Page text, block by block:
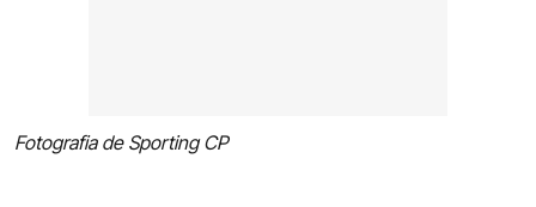
Fotografia de Sporting CP